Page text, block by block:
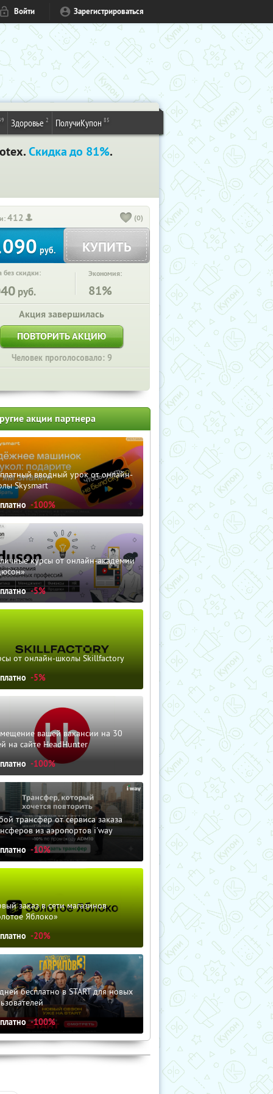
Войти Зарегистрироваться
Здоровье 2 ПолучиКупон 85
Скидка до 81%.
412 (0)
руб. КУПИТЬ
без скидки:
руб.
Экономия:
81%
Акция завершилась
ПОВТОРИТЬ АКЦИЮ
Человек проголосовало: 9
акции партнера
вводный урок от онлайн-
Skysmart
-100%
курсы от онлайн-академии
-5%
от онлайн-школы Skillfactory
-5%
вашей вакансии на 30
на сайте HeadHunter
-100%
трансфер от сервиса заказа
из аэропортов i'way
-10%
заказ в сети магазинов
Яблоко»
-20%
бесплатно в START для новых
-100%